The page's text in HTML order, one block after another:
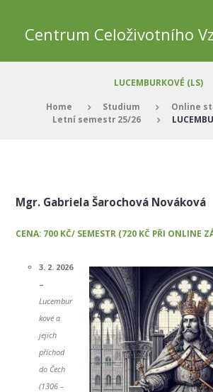
Centrum Celoživotního
LUCEMBURKOVÉ (LS)
Home Studium
Online
Letní semestr 25/26
Mgr. Gabriela Šarochová Nováková
CENA: 700 KČ/ SEMESTR (720 KČ PŘI ONLINE
3. 2. 2026
–
Lucembur
kové a
jejich
příchod
do Čech
(1306 –